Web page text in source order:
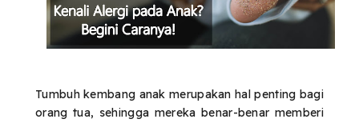
Tumbuh kembang anak merupakan hal penting bagi
orang tua, sehingga mereka benar-benar memberi